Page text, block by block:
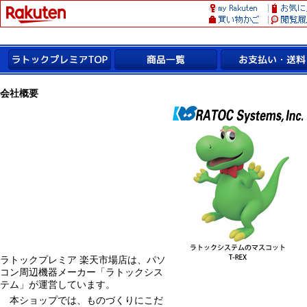
会社概要
ラトックプレミア 楽天市場店は、パソ
コン周辺機器メーカー「ラトックシス
テム」が運営しています。
本ショップでは、ものづくりにこだ